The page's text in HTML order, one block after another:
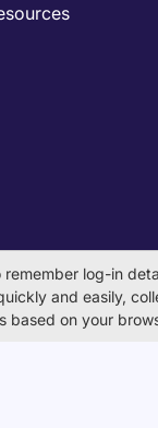
0104-01-
log-in
and easily,
on your